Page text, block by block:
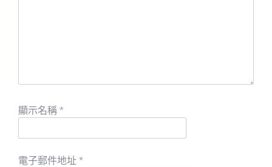
顯示名稱 *
電子郵件地址 *